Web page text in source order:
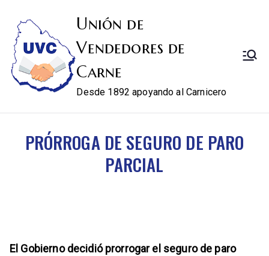
Unión de
Vendedores de
Carne
Desde 1892 apoyando al Carnicero
PRÓRROGA DE SEGURO DE PARO
PARCIAL
El Gobierno decidió prorrogar el seguro de paro